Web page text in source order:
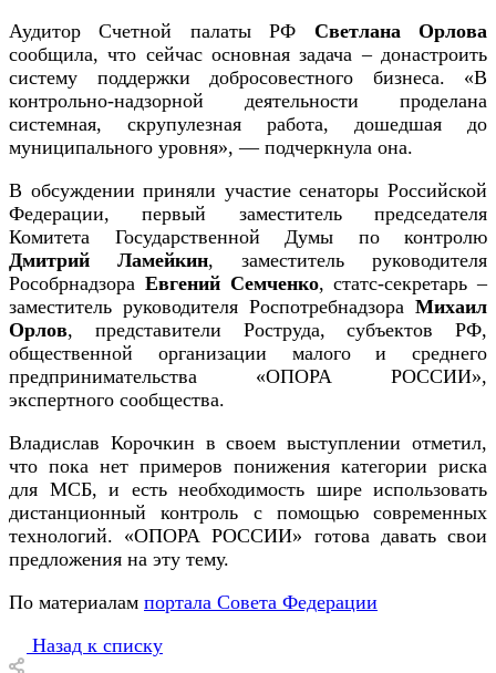
Аудитор Счетной палаты РФ Светлана Орлова
сообщила, что сейчас основная задача – донастроить
систему поддержки добросовестного бизнеса. «В
контрольно-надзорной деятельности проделана
системная, скрупулезная работа, дошедшая до
муниципального уровня», — подчеркнула она.
В обсуждении приняли участие сенаторы Российской
Федерации, первый заместитель председателя
Комитета Государственной Думы по контролю
Дмитрий Ламейкин,
заместитель руководителя
Рособрнадзора Евгений Семченко, статс-секретарь –
заместитель руководителя Роспотребнадзора Михаил
Орлов, представители Роструда, субъектов РФ,
общественной организации малого и среднего
предпринимательства «ОПОРА РОССИИ»,
экспертного сообщества.
Владислав Корочкин в своем выступлении отметил,
что пока нет примеров понижения категории риска
для МСБ, и есть необходимость шире использовать
дистанционный контроль с помощью современных
технологий. «ОПОРА РОССИИ» готова давать свои
предложения на эту тему.
По материалам портала Совета Федерации
Назад к списку